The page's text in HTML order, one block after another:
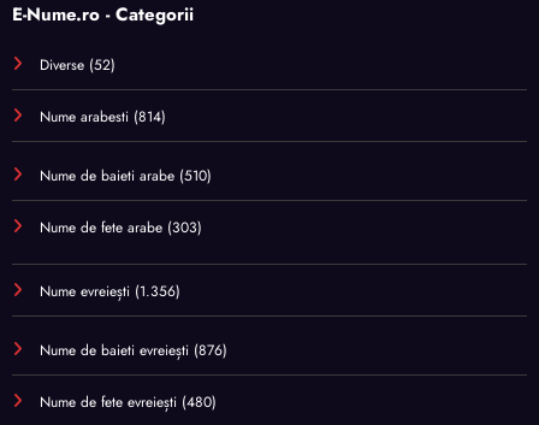
E-Nume.ro - Categorii
Diverse (52)
Nume arabesti (814)
Nume de baieti arabe (510)
Nume de fete arabe (303)
Nume evreiești (1.356)
Nume de baieti evreiești (876)
Nume de fete evreiești (480)